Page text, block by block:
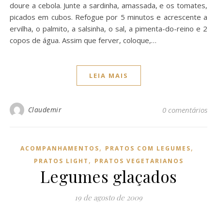
doure a cebola. Junte a sardinha, amassada, e os tomates,
picados em cubos. Refogue por 5 minutos e acrescente a
ervilha, o palmito, a salsinha, o sal, a pimenta-do-reino e 2
copos de água. Assim que ferver, coloque,…
LEIA MAIS
Claudemir 0 comentários
ACOMPANHAMENTOS, PRATOS COM LEGUMES,
PRATOS LIGHT , PRATOS VEGETARIANOS
Legumes glaçados
19 de agosto de 2009